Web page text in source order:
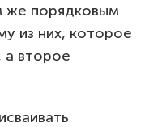
же порядковым
из них, которое
а второе